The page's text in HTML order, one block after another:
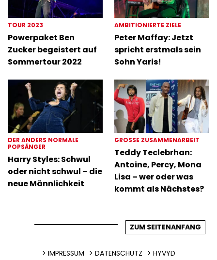
TOUR 2023
Powerpaket Ben
Zucker begeistert auf
Sommertour 2022
AMBITIONIERTE ZIELE
Peter Maffay: Jetzt
spricht erstmals sein
Sohn Yaris!
DER ANDERS NORMALE
POPSÄNGER
Harry Styles: Schwul
oder nicht schwul – die
neue Männlichkeit
GROSSE ZUSAMMENARBEIT
Teddy Teclebrhan:
Antoine, Percy, Mona
Lisa – wer oder was
kommt als Nächstes?
ZUM SEITENANFANG
IMPRESSUM DATENSCHUTZ HYVYD